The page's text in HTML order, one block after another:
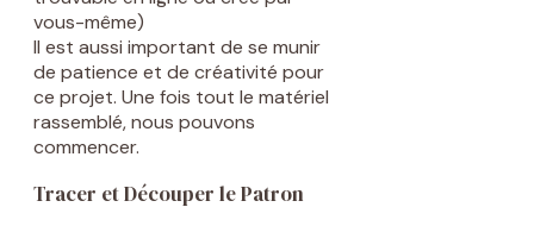
vous-même)
Il est aussi important de se munir
de patience et de créativité pour
ce projet. Une fois tout le matériel
rassemblé, nous pouvons
commencer.
Tracer et Découper le Patron